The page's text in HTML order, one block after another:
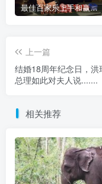
最佳百家乐上手和赢钱指南 – 终极版
上一篇
结婚18周年纪念日，洪
总理如此对夫人说.......
相关推荐